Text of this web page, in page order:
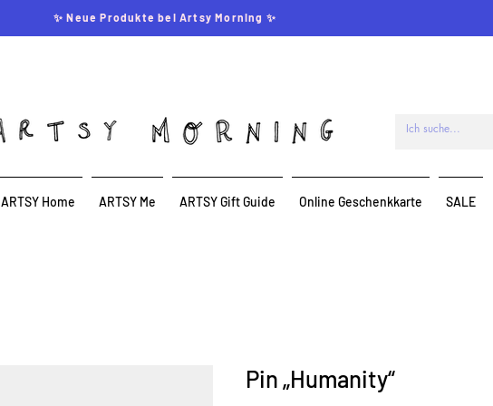
✨ Neue Produkte bei Artsy Morning ✨
ARTSY Home ARTSY Me ARTSY Gift Guide Online Geschenkkarte SALE
Pin „Humanity“